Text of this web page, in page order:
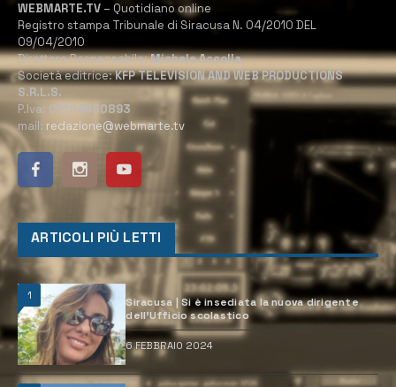
WEBMARTE.TV – Quotidiano online
Registro stampa Tribunale di Siracusa N. 04/2010 DEL
09/04/2010
Direttore Responsabile:Michele Accolla
Società editrice:KFP TELEVISION AND WEB PRODUCTIONS
S.R.L.S.
P.Iva: 02184950893
mail: redazione@webmarte.tv
ARTICOLI PIÙ LETTI
1
Siracusa | Si è insediata la nuova dirigente
dell’Ufficio scolastico
6 FEBBRAIO 2024